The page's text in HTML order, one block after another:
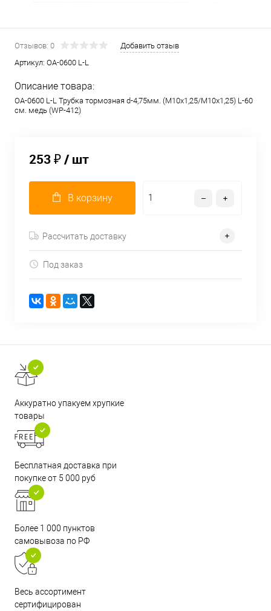
Отзывов: 0
Добавить отзыв
Артикул: OA-0600 L-L
Описание товара:
OA-0600 L-L Трубка тормозная d-4,75мм. (М10х1,25/М10х1,25) L-60
см. медь (WP-412)
253 ₽/ шт
В корзину
Рассчитать доставку
Под заказ
Аккуратно упакуем хрупкие
товары
Бесплатная доставка при
покупке от 5 000 руб
Более 1 000 пунктов
самовывоза по РФ
Весь ассортимент
сертифицирован